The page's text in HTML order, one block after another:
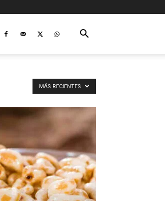
MÁS RECIENTES